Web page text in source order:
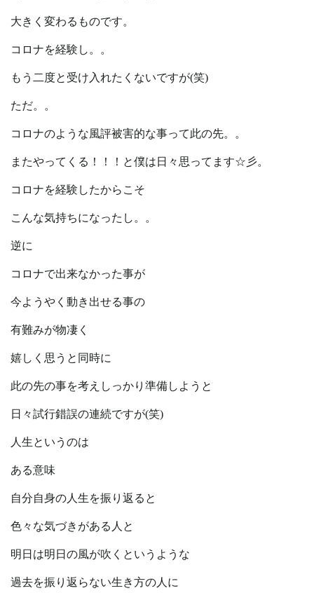
大きく変わるものです。
コロナを経験し。。
もう二度と受け入れたくないですが(笑)
ただ。。
コロナのような風評被害的な事って此の先。。
またやってくる！！！と僕は日々思ってます☆彡。
コロナを経験したからこそ
こんな気持ちになったし。。
逆に
コロナで出来なかった事が
今ようやく動き出せる事の
有難みが物凄く
嬉しく思うと同時に
此の先の事を考えしっかり準備しようと
日々試行錯誤の連続ですが(笑)
人生というのは
ある意味
自分自身の人生を振り返ると
色々な気づきがある人と
明日は明日の風が吹くというような
過去を振り返らない生き方の人に